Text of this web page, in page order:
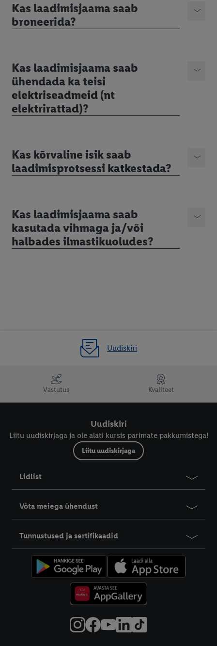
Kas laadimisjaama saab
broneerida?
Kas laadimisjaama saab
ühendada ka teisi
elektriseadmeid (nt
elektrirattad)?
Kas kõrvaline isik saab
laadimisprotsessi katkestada?
Kas laadimisjaama saab
kasutada vihmaga ja/või
halbades ilmastikuoludes?
Uudiskiri
Vastutus Kvaliteet
Uudiskiri
Liitu uudiskirjaga ja ole alati kursis parimate pakkumistega!
Liitu uudiskirjaga
Lidlist
Võta meiega ühendust
Tunnustused ja sertifikaadid